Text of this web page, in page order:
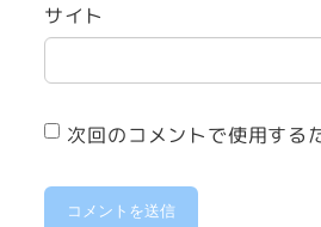
サイト
次回のコメントで使用する